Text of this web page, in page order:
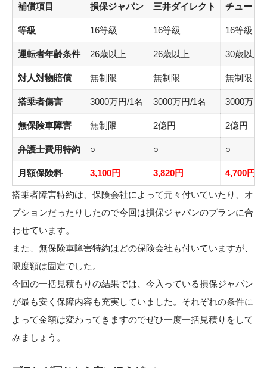
補償項目 損保ジャパン 三井ダイレクト チューリ
等級 16等級 16等級 16等級
運転者年齢条件 26歳以上 26歳以上 30歳以上
対人対物賠償 無制限 無制限 無制限
搭乗者傷害 3000万円/1名 3000万円/1名 3000万円/
無保険車障害 無制限 2億円 2億円
弁護士費用特約 ○ ○ ○
月額保険料 3,100円 3,820円 4,700円
搭乗者障害特約は、保険会社によって元々付いていたり、オ
プションだったりしたので今回は損保ジャパンのプランに合
わせています。
また、無保険車障害特約はどの保険会社も付いていますが、
限度額は固定でした。
今回の一括見積もりの結果では、今入っている損保ジャパン
が最も安く保障内容も充実していました。それぞれの条件に
よって金額は変わってきますのでぜひ一度一括見積りをして
みましょう。